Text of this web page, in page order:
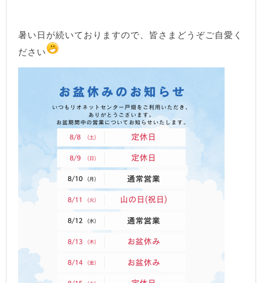
暑い日が続いておりますので、皆さまどうぞご自愛く
ださい